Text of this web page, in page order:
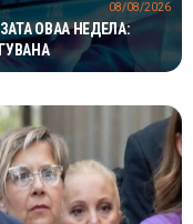
ОВАА НЕДЕЛА:
08/08/2026